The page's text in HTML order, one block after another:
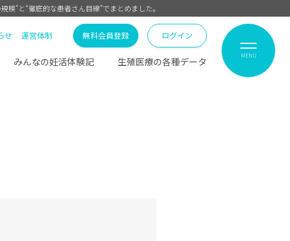
模”と“徹底的な患者さん目線”でまとめました。
せ 運営体制 無料会員登録 ログイン
みんなの妊活体験記 生殖医療の各種データ MENU